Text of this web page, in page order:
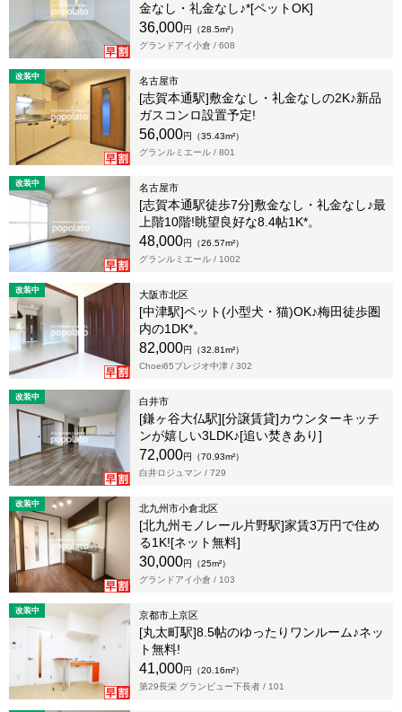
金なし・礼金なし♪*[ペットOK]
36,000円（28.5m²）
グランドアイ小倉 / 608
改装中 名古屋市
[志賀本通駅]敷金なし・礼金なしの2K♪新品
ガスコンロ設置予定!
56,000円（35.43m²）
グランルミエール / 801
改装中 名古屋市
[志賀本通駅徒歩7分]敷金なし・礼金なし♪最
上階10階!眺望良好な8.4帖1K*。
48,000円（26.57m²）
グランルミエール / 1002
改装中 大阪市北区
[中津駅]ペット(小型犬・猫)OK♪梅田徒歩圏
内の1DK*。
82,000円（32.81m²）
Choei65プレジオ中津 / 302
改装中 白井市
[鎌ヶ谷大仏駅][分譲賃貸]カウンターキッチ
ンが嬉しい3LDK♪[追い焚きあり]
72,000円（70.93m²）
白井ロジュマン / 729
改装中 北九州市小倉北区
[北九州モノレール片野駅]家賃3万円で住め
る1K![ネット無料]
30,000円（25m²）
グランドアイ小倉 / 103
改装中 京都市上京区
[丸太町駅]8.5帖のゆったりワンルーム♪ネッ
ト無料!
41,000円（20.16m²）
第29長栄 グランビュー下長者 / 101